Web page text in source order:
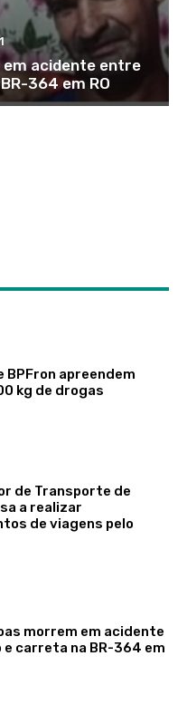
em acidente entre
364 em RO
BPFron apreendem
kg de drogas
de Transporte de
a realizar
de viagens pelo
morrem em acidente
carreta na BR-364 em